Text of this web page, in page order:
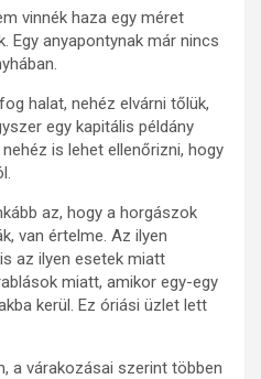
vinnék haza egy méret
Egy anyapontynak már nincs
halat, nehéz elvárni tőlük,
egy kapitális példány
is lehet ellenőrizni, hogy
az, hogy a horgászok
van értelme. Az ilyen
az ilyen esetek miatt
miatt, amikor egy-egy
kerül. Ez óriási üzlet lett
a várakozásai szerint többen